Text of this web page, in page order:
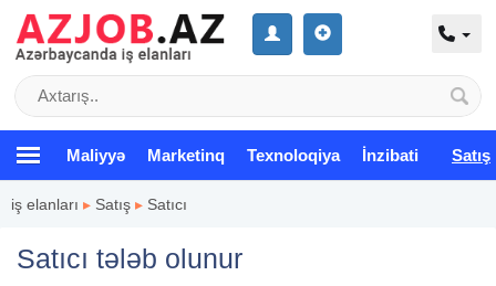
Maliyyə Marketinq Texnoloqiya İnzibati Satış
iş elanları ▸ Satış ▸ Satıcı
Satıcı tələb olunur